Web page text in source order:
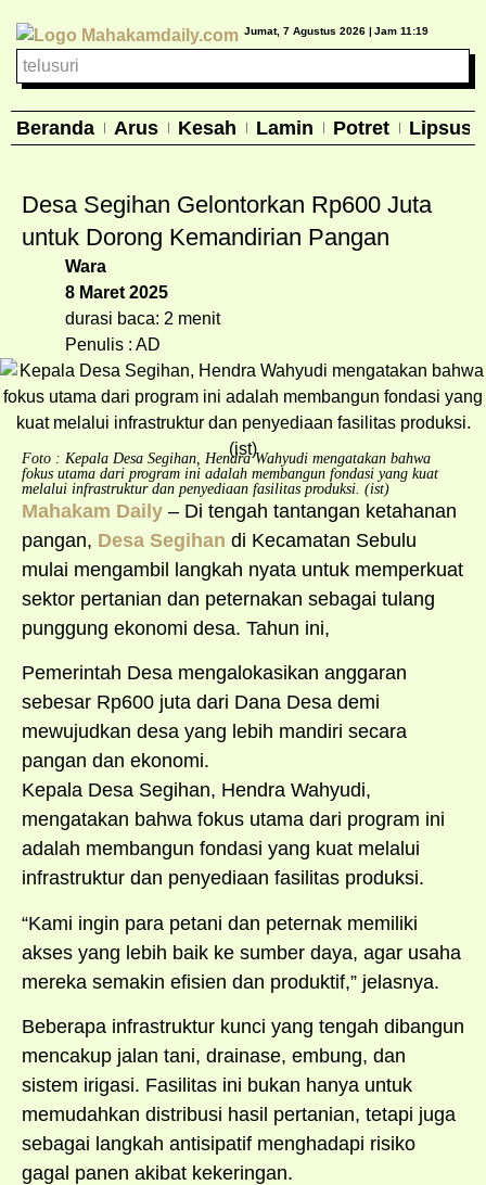
Jumat, 7 Agustus 2026 | Jam 11:19
Beranda Arus Kesah Lamin Potret Lipsus
Desa Segihan Gelontorkan Rp600 Juta
untuk Dorong Kemandirian Pangan
Wara
8 Maret 2025
durasi baca: 2 menit
Penulis : AD
Foto : Kepala Desa Segihan, Hendra Wahyudi mengatakan bahwa
fokus utama dari program ini adalah membangun fondasi yang kuat
melalui infrastruktur dan penyediaan fasilitas produksi. (ist)
Mahakam Daily – Di tengah tantangan ketahanan
pangan, Desa Segihan di Kecamatan Sebulu
mulai mengambil langkah nyata untuk memperkuat
sektor pertanian dan peternakan sebagai tulang
punggung ekonomi desa. Tahun ini,
Pemerintah Desa mengalokasikan anggaran
sebesar Rp600 juta dari Dana Desa demi
mewujudkan desa yang lebih mandiri secara
pangan dan ekonomi.
Kepala Desa Segihan, Hendra Wahyudi,
mengatakan bahwa fokus utama dari program ini
adalah membangun fondasi yang kuat melalui
infrastruktur dan penyediaan fasilitas produksi.
“Kami ingin para petani dan peternak memiliki
akses yang lebih baik ke sumber daya, agar usaha
mereka semakin efisien dan produktif,” jelasnya.
Beberapa infrastruktur kunci yang tengah dibangun
mencakup jalan tani, drainase, embung, dan
sistem irigasi. Fasilitas ini bukan hanya untuk
memudahkan distribusi hasil pertanian, tetapi juga
sebagai langkah antisipatif menghadapi risiko
gagal panen akibat kekeringan.